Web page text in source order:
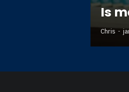
Is
Chris